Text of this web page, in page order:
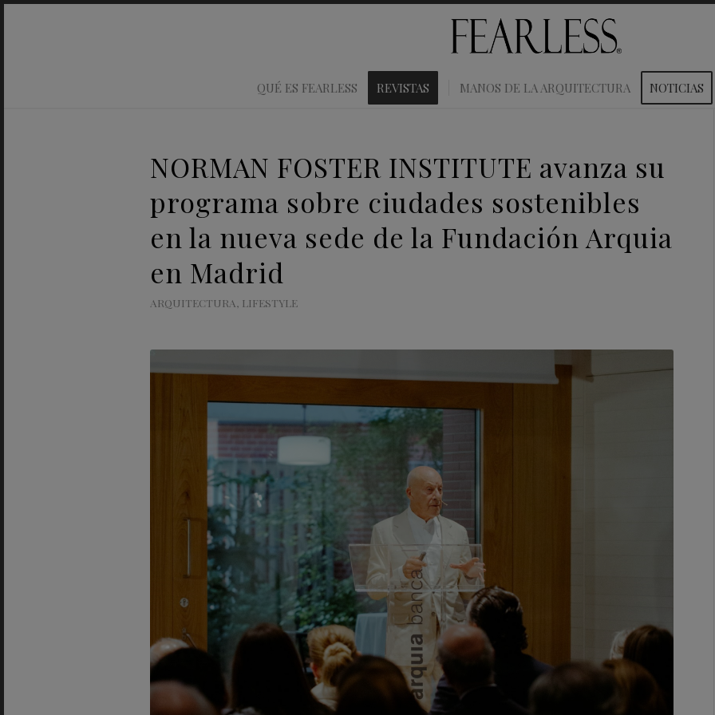
QUÉ ES FEARLESS REVISTAS MANOS DE LA ARQUITECTURA NOTICIAS
NORMAN FOSTER INSTITUTE avanza su
programa sobre ciudades sostenibles
en la nueva sede de la Fundación Arquia
en Madrid
ARQUITECTURA, LIFESTYLE